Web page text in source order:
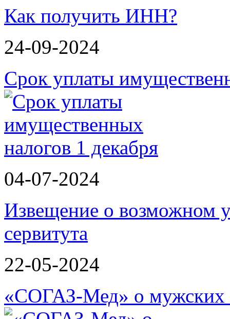
Как получить ИНН?
24-09-2024
Срок уплаты
04-07-2024
Извещение о возможном
сервитута
22-05-2024
«СОГАЗ-Мед» о мужских